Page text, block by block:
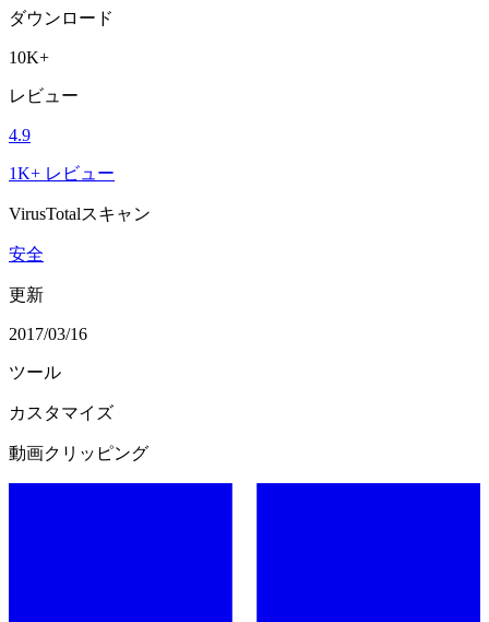
ダウンロード
10K+
レビュー
4.9
1K+ レビュー
VirusTotalスキャン
安全
更新
2017/03/16
ツール
カスタマイズ
動画クリッピング